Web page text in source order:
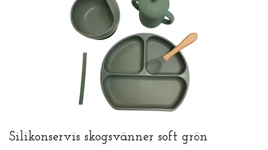
Silikonservis skogsvänner soft grön